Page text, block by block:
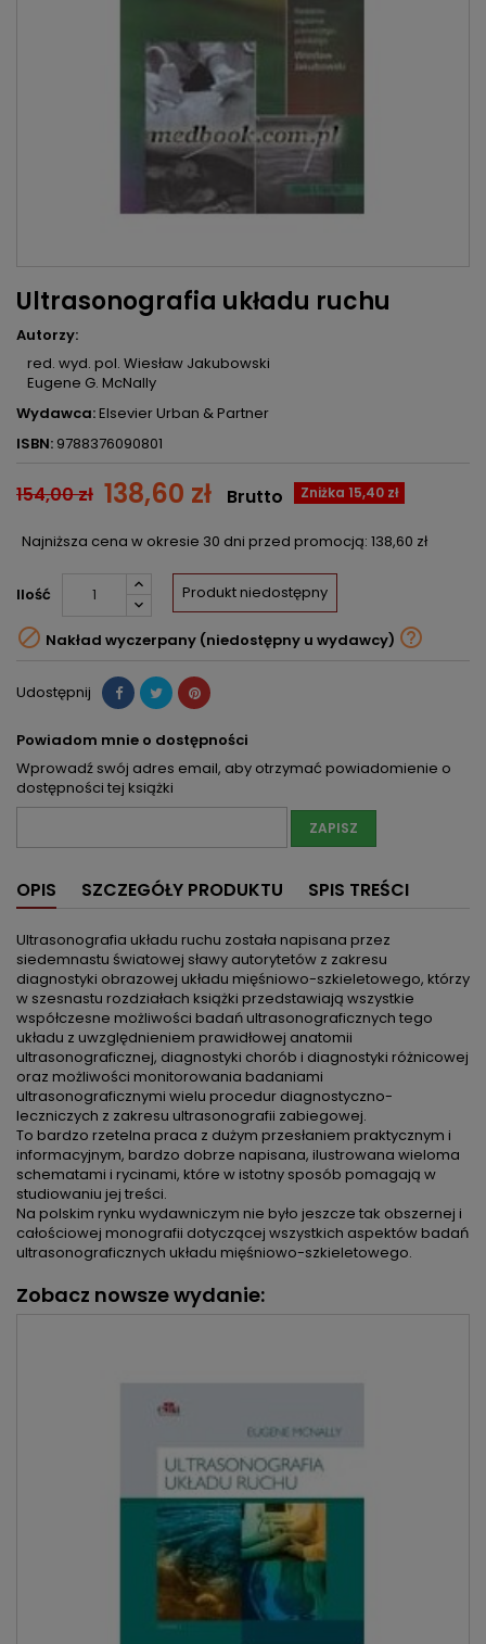
Ultrasonografia układu ruchu
Autorzy:
red. wyd. pol. Wiesław Jakubowski
Eugene G. McNally
Wydawca:Elsevier Urban & Partner
ISBN: 9788376090801
154,00 zł 138,60 zł Zniżka 15,40 zł
Brutto
Najniższa cena w okresie 30 dni przed promocją: 138,60 zł
Ilość Produkt niedostępny
 Nakład wyczerpany (niedostępny u wydawcy) 
Udostępnij
Powiadom mnie o dostępności
Wprowadź swój adres email, aby otrzymać powiadomienie o
dostępności tej książki
ZAPISZ
OPIS SZCZEGÓŁY PRODUKTU SPIS TREŚCI
Ultrasonografia układu ruchu została napisana przez
siedemnastu światowej sławy autorytetów z zakresu
diagnostyki obrazowej układu mięśniowo-szkieletowego, którzy
w szesnastu rozdziałach książki przedstawiają wszystkie
współczesne możliwości badań ultrasonograficznych tego
układu z uwzględnieniem prawidłowej anatomii
ultrasonograficznej, diagnostyki chorób i diagnostyki różnicowej
oraz możliwości monitorowania badaniami
ultrasonograficznymi wielu procedur diagnostyczno-
leczniczych z zakresu ultrasonografii zabiegowej.
To bardzo rzetelna praca z dużym przesłaniem praktycznym i
informacyjnym, bardzo dobrze napisana, ilustrowana wieloma
schematami i rycinami, które w istotny sposób pomagają w
studiowaniu jej treści.
Na polskim rynku wydawniczym nie było jeszcze tak obszernej i
całościowej monografii dotyczącej wszystkich aspektów badań
ultrasonograficznych układu mięśniowo-szkieletowego.
Zobacz nowsze wydanie: